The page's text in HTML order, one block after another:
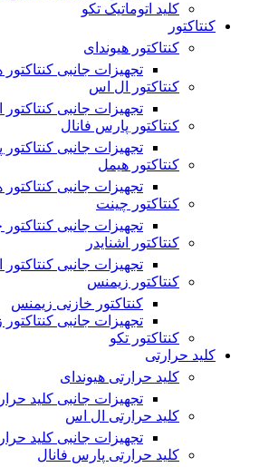
کلید اتوماتیک تکو
کنتاکتور
کنتاکتور هیوندای
تجهیزات جانبی کنتاکتور
کنتاکتور ال اس
تجهیزات جانبی
کنتاکتور پارس فانال
تجهیزات جانبی
کنتاکتور هیمل
تجهیزات جانبی
کنتاکتور چینت
تجهیزات جانبی
کنتاکتور اشنایدر
تجهیزات جانبی کنتاکتور
کنتاکتور زیمنس
کنتاکتور خازنی زیمنس
تجهیزات جانبی
کنتاکتور تکو
کلید حرارتی
کلید حرارتی هیوندای
تجهیزات جانبی کلید
کلید حرارتی ال اس
تجهیزات جانبی کلید
کلید حرارتی پارس فانال